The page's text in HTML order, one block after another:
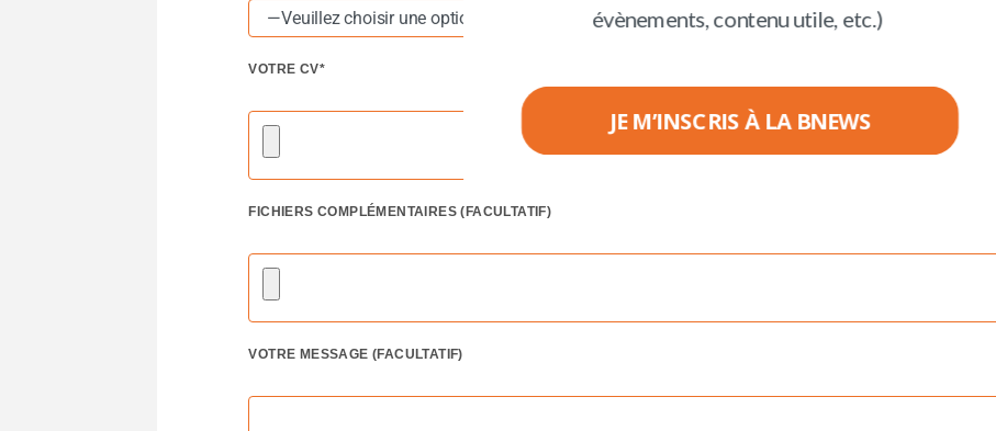
VOTRE CV*
FICHIERS COMPLÉMENTAIRES (FACULTATIF)
VOTRE MESSAGE (FACULTATIF)
évènements, contenu utile, etc.)
JE M’INSCRIS À LA BNEWS